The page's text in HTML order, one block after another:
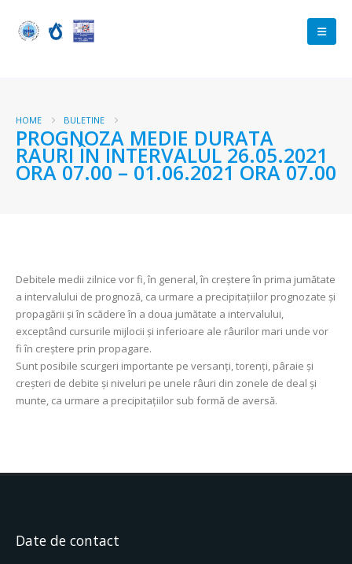
HOME BULETINE
PROGNOZA MEDIE DURATA
RAURI ÎN INTERVALUL 26.05.2021
ORA 07.00 – 01.06.2021 ORA 07.00
Debitele medii zilnice vor fi, în general, în creștere în prima jumătate
a intervalului de prognoză, ca urmare a precipitațiilor prognozate și
propagării și în scădere în a doua jumătate a intervalului,
exceptând cursurile mijlocii și inferioare ale râurilor mari unde vor
fi în creștere prin propagare.
Sunt posibile scurgeri importante pe versanţi, torenţi, pâraie şi
creşteri de debite şi niveluri pe unele râuri din zonele de deal și
munte, ca urmare a precipitațiilor sub formă de aversă.
Date de contact